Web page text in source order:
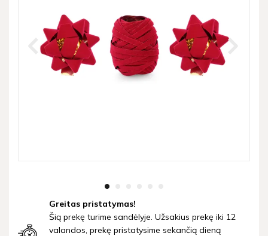
Greitas pristatymas!
Šią prekę turime sandėlyje. Užsakius prekę iki 12
valandos, prekę pristatysime sekančią dieną